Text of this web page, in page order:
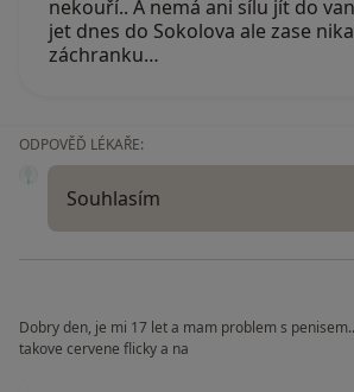
nekouří.. A nemá ani sílu jít do
jet dnes do Sokolova ale zase
záchranku…
ODPOVĚĎ LÉKAŘE:
Souhlasím
Dobry den, je mi 17 let a mam problem s
takove cervene flicky a na